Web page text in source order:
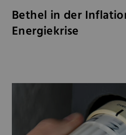
Bethel in der
Energiekrise